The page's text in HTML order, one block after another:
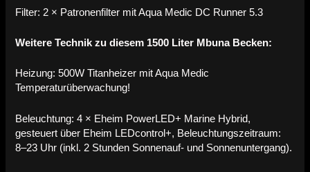
Filter: 2 × Patronenfilter mit Aqua Medic DC Runner 5.3
Weitere Technik zu diesem 1500 Liter Mbuna Becken:
Heizung: 500W Titanheizer mit Aqua Medic
Temperaturüberwachung!
Beleuchtung: 4 × Eheim PowerLED+ Marine Hybrid,
gesteuert über Eheim LEDcontrol+, Beleuchtungszeitraum:
8–23 Uhr (inkl. 2 Stunden Sonnenauf- und Sonnenuntergang).